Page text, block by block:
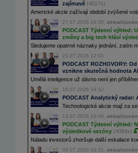
zajímavě (4617x)
Americké akcie zažívají období zvýšené
27.07.2026 16:35,
PODCAST Týdenní výhled:
změny a big tech hlásí
Sledujeme opatrné náznaky jednání, zatím
21.07.2026 12:01
PODCAST ROZHOVORY:
vznikne skutečná hodnota AI
Umělá inteligence už dávno není jen
16.07.2026 16:32
PODCAST Analytický
Technologické akcie mají za
13.07.2026 16:08,
PODCAST Týdenní výhled:
výsledkové sezóny (4084x)
Náladu investorů zhoršuje další eskalace
09.07.2026 10:51,